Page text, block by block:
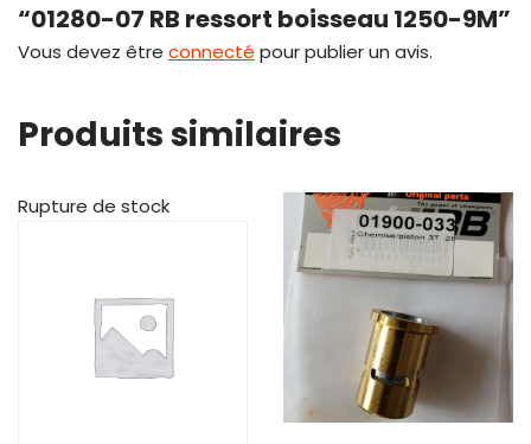
“01280-07 RB ressort boisseau 1250-9M”
Vous devez être connecté pour publier un avis.
Produits similaires
Rupture de stock